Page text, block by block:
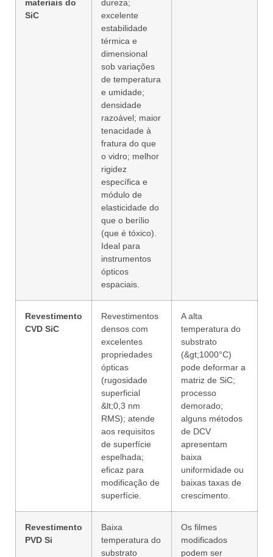
materiais do
SiC
dureza;
excelente
estabilidade
térmica e
dimensional
sob variações
de temperatura
e umidade;
densidade
razoável; maior
tenacidade à
fratura do que
o vidro; melhor
rigidez
específica e
módulo de
elasticidade do
que o berílio
(que é tóxico).
Ideal para
instrumentos
ópticos
espaciais.
Revestimento
CVD SiC
Revestimentos
densos com
excelentes
propriedades
ópticas
(rugosidade
superficial
&lt;0,3 nm
RMS); atende
aos requisitos
de superfície
espelhada;
eficaz para
modificação de
superfície.
A alta
temperatura do
substrato
(&gt;1000°C)
pode deformar a
matriz de SiC;
processo
demorado;
alguns métodos
de DCV
apresentam
baixa
uniformidade ou
baixas taxas de
crescimento.
Revestimento
PVD Si
Baixa
temperatura do
substrato
Os filmes
modificados
podem ser